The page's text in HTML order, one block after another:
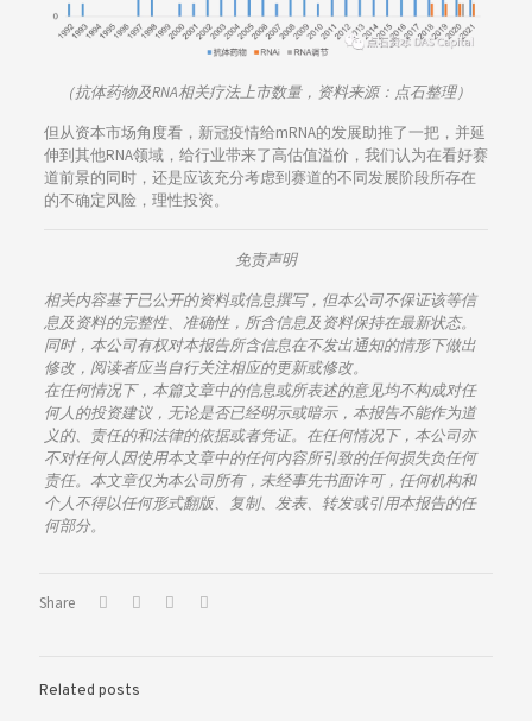
（抗体药物及RNA相关疗法上市数量，资料来源：点石整理）
但从资本市场角度看，新冠疫情给mRNA的发展助推了一把，并延
伸到其他RNA领域，给行业带来了高估值溢价，我们认为在看好赛
道前景的同时，还是应该充分考虑到赛道的不同发展阶段所存在
的不确定风险，理性投资。
免责声明
相关内容基于已公开的资料或信息撰写，但本公司不保证该等信
息及资料的完整性、准确性，所含信息及资料保持在最新状态。
同时，本公司有权对本报告所含信息在不发出通知的情形下做出
修改，阅读者应当自行关注相应的更新或修改。
在任何情况下，本篇文章中的信息或所表述的意见均不构成对任
何人的投资建议，无论是否已经明示或暗示，本报告不能作为道
义的、责任的和法律的依据或者凭证。在任何情况下，本公司亦
不对任何人因使用本文章中的任何内容所引致的任何损失负任何
责任。本文章仅为本公司所有，未经事先书面许可，任何机构和
个人不得以任何形式翻版、复制、发表、转发或引用本报告的任
何部分。
Share
Related posts